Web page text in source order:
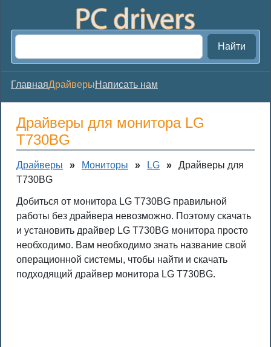
Найти
ГлавнаяДрайверыНаписать нам
Драйверы для монитора LG
T730BG
Драйверы » Мониторы » LG »
Драйверы для
T730BG
Добиться от монитора LG T730BG правильной
работы без драйвера невозможно. Поэтому скачать
и установить драйвер LG T730BG монитора просто
необходимо. Вам необходимо знать название свой
операционной системы, чтобы найти и скачать
подходящий драйвер монитора LG T730BG.